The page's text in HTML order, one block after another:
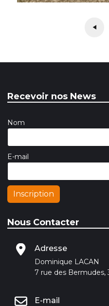
Recevoir nos News
Nom
E-mail
Inscription
Nous Contacter
Adresse
Dominique LACAN
7 rue des Bermudes,
E-mail